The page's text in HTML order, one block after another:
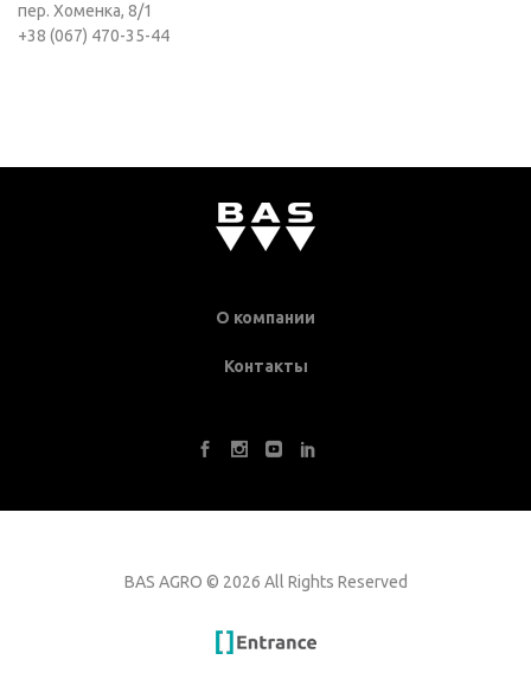
пер. Хоменка, 8/1
+38 (067) 470-35-44
О компании
Контакты
BAS AGRO © 2026 All Rights Reserved